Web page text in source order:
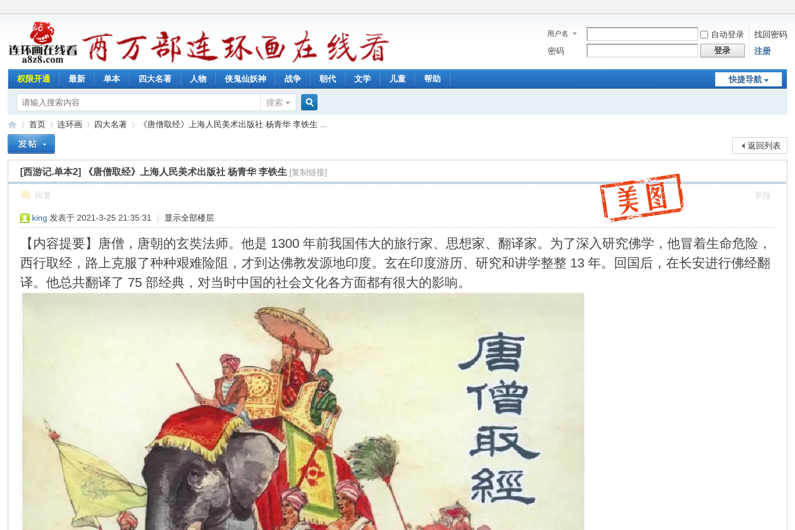
用户名 自动登录
找回密码
密码
登录 注册
快捷导航
权限开通 最新 单本 四大名著 人物 侠鬼仙妖神 战争 朝代 文学 儿童 帮助
搜索
搜
索
»
首页
›
连环画 四大名著
›
《唐僧取经》上海人民美术出版社 杨青华 李铁生 ...
返回列表
[西游记.单本2] 《唐僧取经》上海人民美术出版社 杨青华 李铁生 [复制链接]
回复 举报
king 发表于 2021-3-25 21:35:31 | 显示全部楼层
【内容提要】唐僧，唐朝的玄奘法师。他是 1300 年前我国伟大的旅行家、思想家、翻译家。为了深入研究佛学，他冒着生命危险，
西行取经，路上克服了种种艰难险阻，才到达佛教发源地印度。玄在印度游历、研究和讲学整整 13 年。回国后，在长安进行佛经翻
译。他总共翻译了 75 部经典，对当时中国的社会文化各方面都有很大的影响。